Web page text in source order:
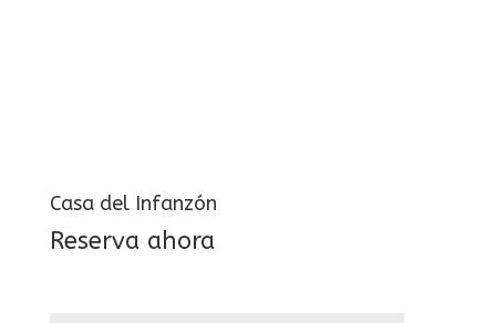
Casa del Infanzón
Reserva ahora